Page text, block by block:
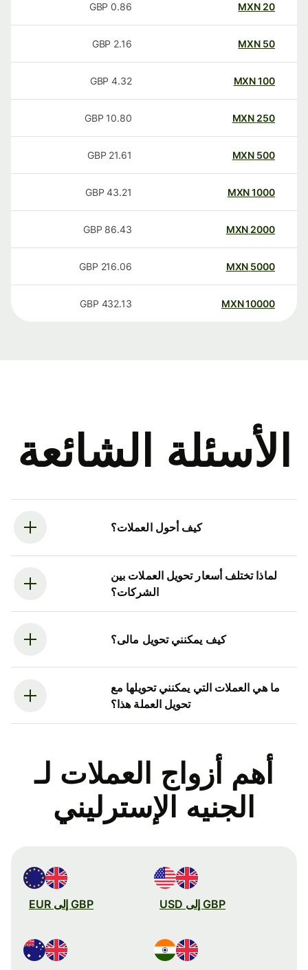
20
MXN
0.86
GBP
50
MXN
2.16
GBP
100
MXN
4.32
GBP
250
MXN
10.80
GBP
500
MXN
21.61
GBP
1000
MXN
43.21
GBP
2000
MXN
86.43
GBP
5000
MXN
216.06
GBP
10000
MXN
432.13
GBP
الأسئلة الشائعة
كيف أحول العملات؟
لماذا تختلف أسعار تحويل العملات بين
الشركات؟
كيف يمكنني تحويل مالى؟
ما هي العملات التي يمكنني تحويلها مع
تحويل العملة هذا؟
أهم أزواج العملات لـ
الجنيه الإسترليني
GBP إلى USD GBP إلى EUR